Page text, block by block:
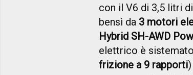
con il V6 di 3,5 litri
bensì da 3 motori
Hybrid SH-AWD
elettrico è
frizione a 9 rapporti